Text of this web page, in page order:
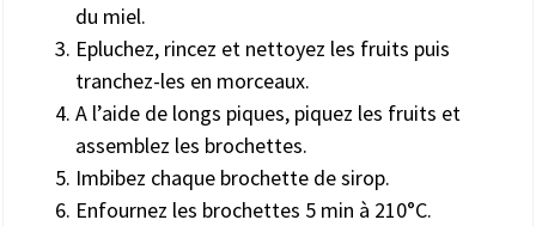
du miel.
Epluchez, rincez et nettoyez les fruits puis
tranchez-les en morceaux.
A l’aide de longs piques, piquez les fruits et
assemblez les brochettes.
Imbibez chaque brochette de sirop.
Enfournez les brochettes 5 min à 210°C.